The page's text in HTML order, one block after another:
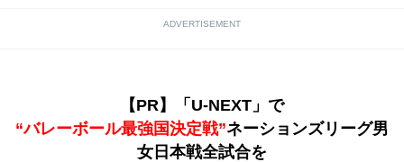
ADVERTISEMENT
【PR】「U-NEXT」で
“バレーボール最強国決定戦”ネーションズリーグ男
女日本戦全試合を